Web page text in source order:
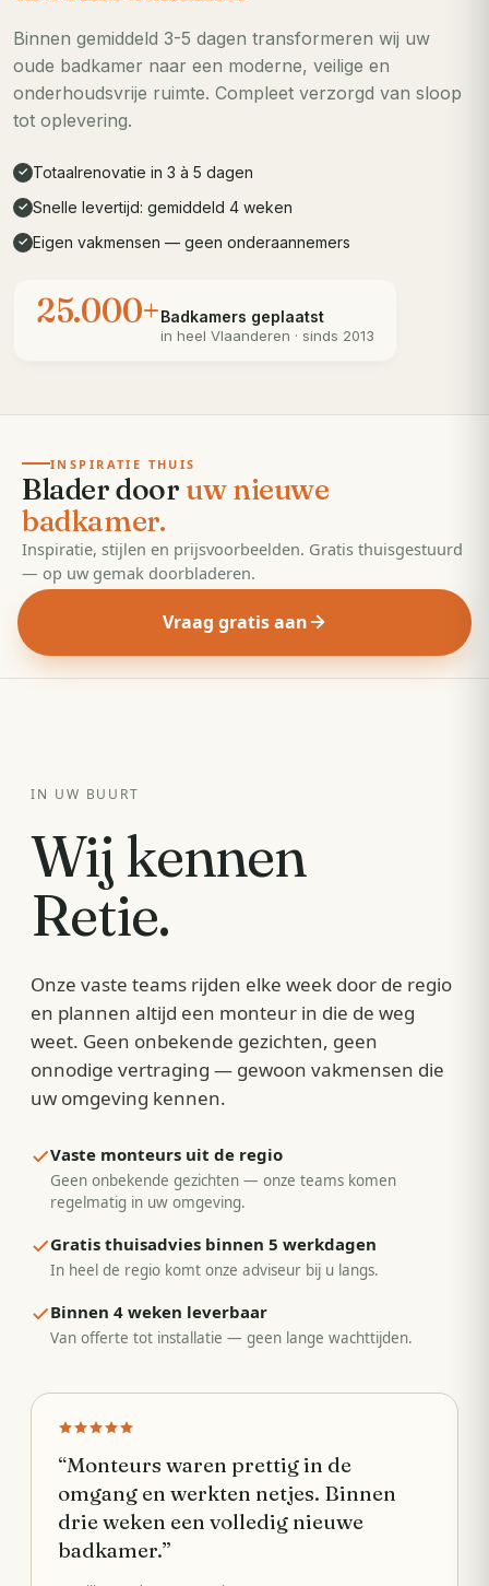
Binnen gemiddeld 3-5 dagen transformeren wij uw
oude badkamer naar een moderne, veilige en
onderhoudsvrije ruimte. Compleet verzorgd van sloop
tot oplevering.
✓ Totaalrenovatie in 3 à 5 dagen
✓ Snelle levertijd: gemiddeld 4 weken
✓ Eigen vakmensen — geen onderaannemers
25.000+Badkamers geplaatst
in heel Vlaanderen · sinds 2013
EDITIE2026· 55 pagina's
INSPIRATIE THUIS
Blader door uw nieuwe
badkamer.
Inspiratie, stijlen en prijsvoorbeelden. Gratis thuisgestuurd
— op uw gemak doorbladeren.
Vraag gratis aan
IN UW BUURT
Wij kennen
Retie.
Onze vaste teams rijden elke week door de regio
en plannen altijd een monteur in die de weg
weet. Geen onbekende gezichten, geen
onnodige vertraging — gewoon vakmensen die
uw omgeving kennen.
Vaste monteurs uit de regio
Geen onbekende gezichten — onze teams komen
regelmatig in uw omgeving.
Gratis thuisadvies binnen 5 werkdagen
In heel de regio komt onze adviseur bij u langs.
Binnen 4 weken leverbaar
Van offerte tot installatie — geen lange wachttijden.
“Monteurs waren prettig in de
omgang en werkten netjes. Binnen
drie weken een volledig nieuwe
badkamer.”